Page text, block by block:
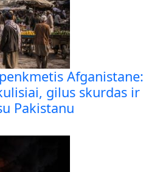
Afganistane:
gilus skurdas ir
Pakistanu